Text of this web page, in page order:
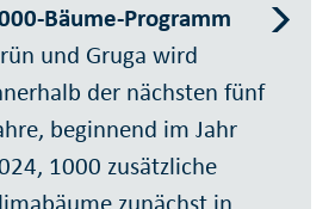
Bäume-Programm
und Gruga wird
der nächsten fünf
beginnend im Jahr
1000 zusätzliche
zunächst in